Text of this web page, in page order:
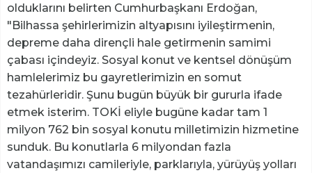
olduklarını belirten Cumhurbaşkanı Erdoğan,
"Bilhassa şehirlerimizin altyapısını iyileştirmenin,
depreme daha dirençli hale getirmenin samimi
çabası içindeyiz. Sosyal konut ve kentsel dönüşüm
hamlelerimiz bu gayretlerimizin en somut
tezahürleridir. Şunu bugün büyük bir gururla ifade
etmek isterim. TOKİ eliyle bugüne kadar tam 1
milyon 762 bin sosyal konutu milletimizin hizmetine
sunduk. Bu konutlarla 6 milyondan fazla
vatandaşımızı camileriyle, parklarıyla, yürüyüş yolları